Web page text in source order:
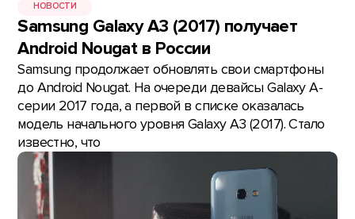
НОВОСТИ
Samsung Galaxy A3 (2017) получает
Android Nougat в России
Samsung продолжает обновлять свои смартфоны
до Android Nougat. На очереди девайсы Galaxy A-
серии 2017 года, а первой в списке оказалась
модель начального уровня Galaxy A3 (2017). Стало
известно, что